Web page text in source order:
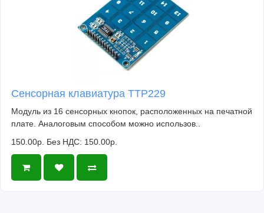
Сенсорная клавиатура TTP229
Модуль из 16 сенсорных кнопок, расположенных на печатной
плате. Аналоговым способом можно использов..
150.00р. Без НДС: 150.00р.